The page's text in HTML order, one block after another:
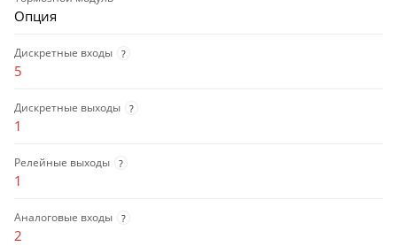
Опция
Дискретные входы ?
5
Дискретные выходы ?
1
Релейные выходы ?
1
Аналоговые входы ?
2